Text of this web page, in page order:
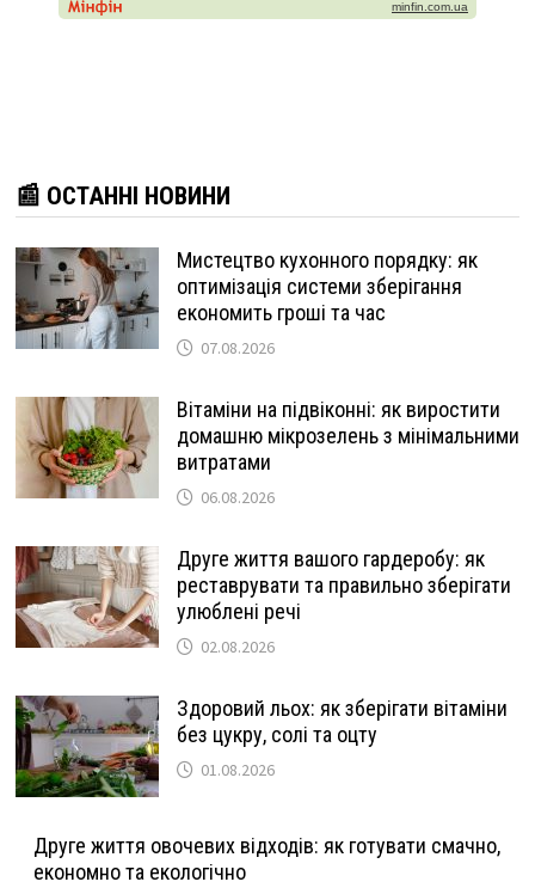
📰 ОСТАННІ НОВИНИ
Мистецтво кухонного порядку: як
оптимізація системи зберігання
економить гроші та час
07.08.2026
Вітаміни на підвіконні: як виростити
домашню мікрозелень з мінімальними
витратами
06.08.2026
Друге життя вашого гардеробу: як
реставрувати та правильно зберігати
улюблені речі
02.08.2026
Здоровий льох: як зберігати вітаміни
без цукру, солі та оцту
01.08.2026
Друге життя овочевих відходів: як готувати смачно,
економно та екологічно